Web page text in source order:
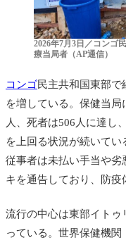
2026年7月3日／コンゴ
療当局者（AP通信）
コンゴ民主共和国東部
を増している。保健当
人、死者は506人に達し
を上回る状況が続いて
従事者は未払い手当や劣
キを通告しており、防疫
流行の中心は東部イト
っている。世界保健機